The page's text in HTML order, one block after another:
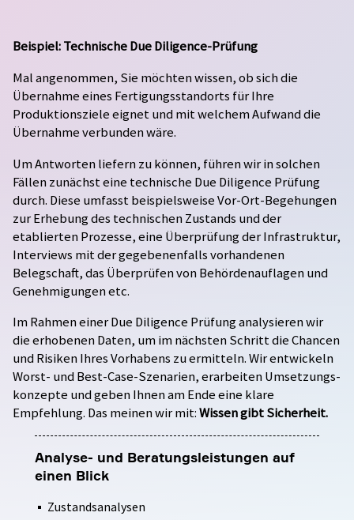
Beispiel: Technische Due Diligence-Prüfung
Mal angenommen, Sie möchten wissen, ob sich die
Übernahme eines Fertigungsstandorts für Ihre
Produktionsziele eignet und mit welchem Aufwand die
Übernahme verbunden wäre.
Um Antworten liefern zu können, führen wir in solchen
Fällen zunächst eine technische Due Diligence Prüfung
durch. Diese umfasst beispielsweise Vor-Ort-Begehungen
zur Erhebung des technischen Zustands und der
etablierten Prozesse, eine Überprüfung der Infrastruktur,
Interviews mit der gegebenenfalls vorhandenen
Belegschaft, das Überprüfen von Behördenauflagen und
Genehmigungen etc.
Im Rahmen einer Due Diligence Prüfung analysieren wir
die erhobenen Daten, um im nächsten Schritt die Chancen
und Risiken Ihres Vorhabens zu ermitteln. Wir entwickeln
Worst- und Best-Case-Szenarien, erarbeiten Umsetzungs­
konzepte und geben Ihnen am Ende eine klare
Empfehlung. Das meinen wir mit:Wissen gibt Sicherheit.
Analyse- und Beratungsleistungen auf
einen Blick
Zustandsanalysen
Investitionsvorhaben
Neue Technologien /
Innovationen
Fehlendes Know-How
Behördliche Auflagen
Zertifizierungen
Beratung /
Studien
Engineering
Genehmigungsmanagement
Projektsteuerung
Managementsysteme
Papiertechnik
Umwelttechnik
Elektro- /
Automatisierungstechnik
Behördeninteraktion
Projektmanagement